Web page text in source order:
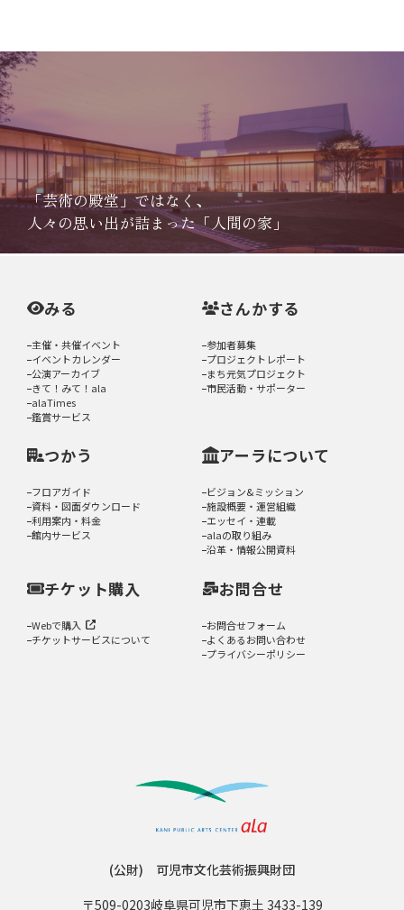
「芸術の殿堂」ではなく、
人々の思い出が詰まった「人間の家」
みる
主催・共催イベント
イベントカレンダー
公演アーカイブ
きて！みて！ala
alaTimes
鑑賞サービス
さんかする
参加者募集
プロジェクトレポート
まち元気プロジェクト
市民活動・サポーター
つかう
フロアガイド
資料・図面ダウンロード
利用案内・料金
館内サービス
アーラについて
ビジョン&ミッション
施設概要・運営組織
エッセイ・連載
alaの取り組み
沿革・情報公開資料
チケット購入
Webで購入
チケットサービスについて
お問合せ
お問合せフォーム
よくあるお問い合わせ
プライバシーポリシー
(公財) 可児市文化芸術振興財団
〒509-0203岐阜県可児市下恵土 3433-139